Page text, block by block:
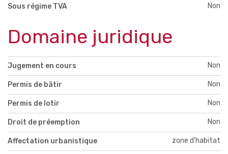
Sous régime TVA Non
Domaine juridique
Jugement en cours Non
Permis de bâtir Non
Permis de lotir Non
Droit de préemption Non
Affectation urbanistique zone d'habitat